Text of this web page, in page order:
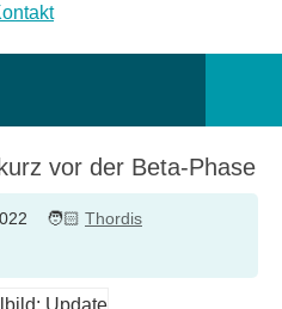
vor der Beta-Phase
Thordis